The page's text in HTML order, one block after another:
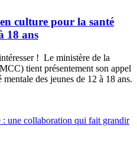
culture pour la santé
18 ans
! Le ministère de la
tient présentement son appel
des jeunes de 12 à 18 ans.